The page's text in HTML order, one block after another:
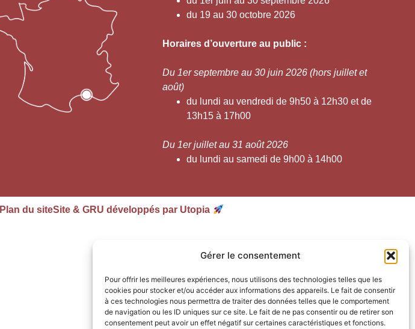
Gérer le consentement
Pour offrir les meilleures expériences, nous utilisons des technologies telles que les
cookies pour stocker et/ou accéder aux informations des appareils. Le fait de consentir
à ces technologies nous permettra de traiter des données telles que le comportement
de navigation ou les ID uniques sur ce site. Le fait de ne pas consentir ou de retirer son
consentement peut avoir un effet négatif sur certaines caractéristiques et fonctions.
du 19 au 30 octobre 2026
Horaires d’ouverture au public :
Du 1er septembre au 30 juin 2026 (hors juillet et
août)
du lundi au vendredi de 9h50 à 12h30 et de
13h15 à 17h00
Du 1er juillet au 31 août 2026
du lundi au samedi de 9h00 à 14h00
Plan du siteSite & GRU développés par Utopia